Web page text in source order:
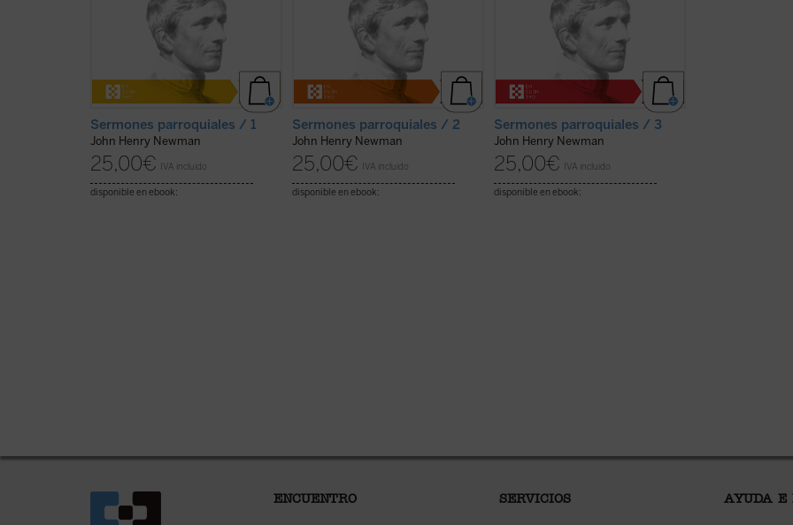
generaciones de cristianos desde
(ver ficha)
Sermones parroquiales / 1
John Henry Newman
25,00€ IVA incluido
disponible en ebook:
audacia para acercar al hombre ...
Sermones parroquiales / 2
John Henry Newman
25,00€ IVA incluido
disponible en ebook:
lucidez. Con un ...
(ver ficha)
Sermones parroquiales / 3
John Henry Newman
25,00€ IVA incluido
disponible en ebook:
ENCUENTRO SERVICIOS AYUDA E